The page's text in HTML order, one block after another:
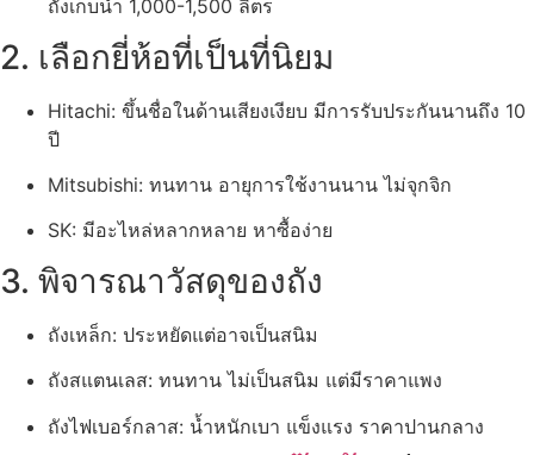
ถังเก็บน้ำ 1,000-1,500 ลิตร
2. เลือกยี่ห้อที่เป็นที่นิยม
Hitachi: ขึ้นชื่อในด้านเสียงเงียบ มีการรับประกันนานถึง 10
ปี
Mitsubishi: ทนทาน อายุการใช้งานนาน ไม่จุกจิก
SK: มีอะไหล่หลากหลาย หาซื้อง่าย
3. พิจารณาวัสดุของถัง
ถังเหล็ก: ประหยัดแต่อาจเป็นสนิม
ถังสแตนเลส: ทนทาน ไม่เป็นสนิม แต่มีราคาแพง
ถังไฟเบอร์กลาส: น้ำหนักเบา แข็งแรง ราคาปานกลาง